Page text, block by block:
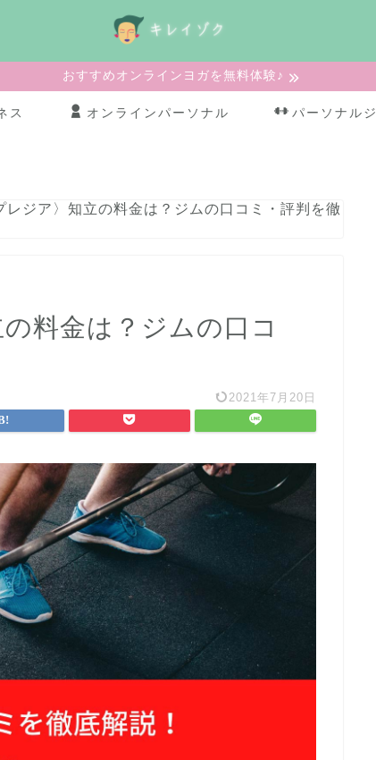
おすすめオンラインヨガを無料体験♪
ス オンラインパーソナル パーソナル
レジア〉知立の料金は？ジムの口コミ・評判を徹
料金は？ジムの口コ
2021年7月20日